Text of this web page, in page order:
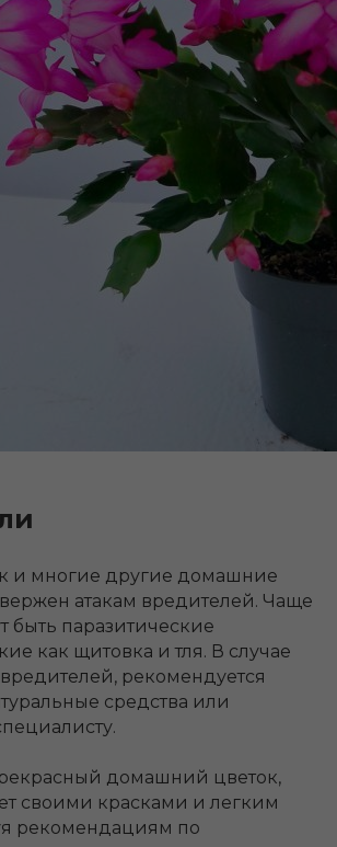
и многие другие домашние
атакам вредителей. Чаще
быть паразитические
как щитовка и тля. В случае
рекомендуется
средства или
домашний цветок,
своими красками и легким
рекомендациям по